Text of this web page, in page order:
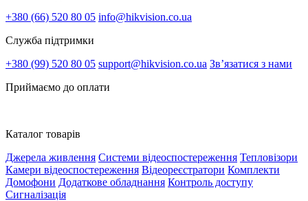
+380 (66) 520 80 05 info@hikvision.co.ua
Служба підтримки
+380 (99) 520 80 05 support@hikvision.co.ua Зв’язатися з нами
Приймаємо до оплати
Каталог товарів
Джерела живлення Системи відеоспостереження Тепловізори
Камери відеоспостереження Відеореєстратори Комплекти
Домофони Додаткове обладнання Контроль доступу
Сигналізація